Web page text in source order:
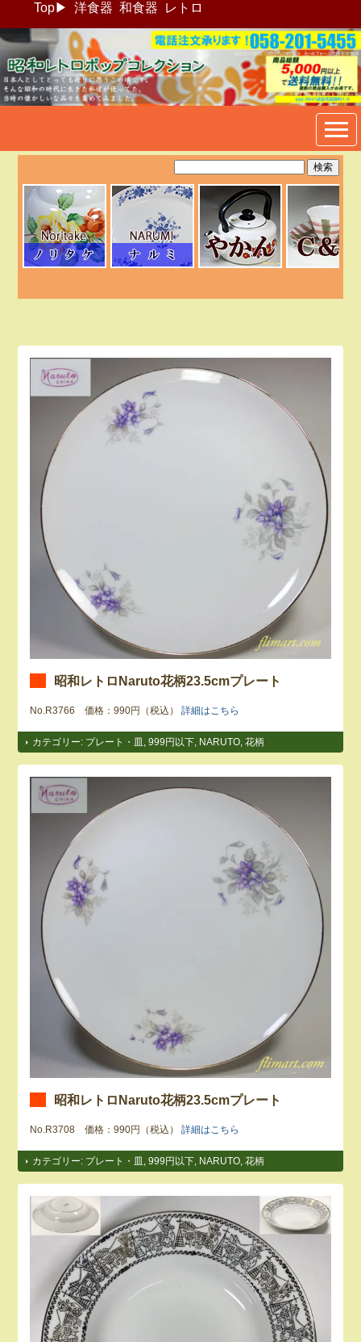
Top▶ 洋食器 和食器 レトロ
昭和レトロポップ食器生活雑
貨通販＠フリマート
昭和レトロNaruto花柄23.5cmプレート
No.R3766 価格：990円（税込）詳細はこちら
カテゴリー: プレート・皿 ,999円以下 NARUTO ,花柄
昭和レトロNaruto花柄23.5cmプレート
No.R3708 価格：990円（税込）詳細はこちら
カテゴリー: プレート・皿 ,999円以下 , NARUTO,花柄